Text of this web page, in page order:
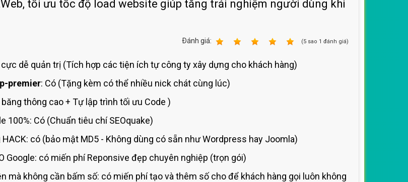
tối ưu tốc độ load website giúp tăng trải nghiệm người dùng khi
Ðánh giá: (5 sao 1 đánh giá)
dễ quản trị (Tích hợp các tiện ích tự công ty xây dựng cho khách hàng)
premier: Có (Tặng kèm có thể nhiều nick chát cùng lúc)
băng thông cao + Tự lập trình tối ưu Code )
100%: Có (Chuẩn tiêu chí SEOquake)
có (bảo mật MD5 - Không dùng có sẵn như Wordpress hay Joomla)
Google: có miến phíReponsive đẹp chuyên nghiệp (trọn gói)
mà không cần bấm số: có miến phí tạo và thêm số chođể khách hàng gọi luôn không